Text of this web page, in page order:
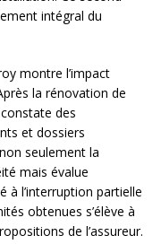
intégral du
montre l’impact
la rénovation de
des
et dossiers
seulement la
mais évalue
à l’interruption partielle
obtenues s’élève à
de l’assureur.